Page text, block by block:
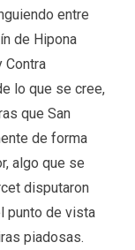
entre
de Hipona
Contra
lo que se cree,
que San
de forma
algo que se
disputaron
punto de vista
piadosas.